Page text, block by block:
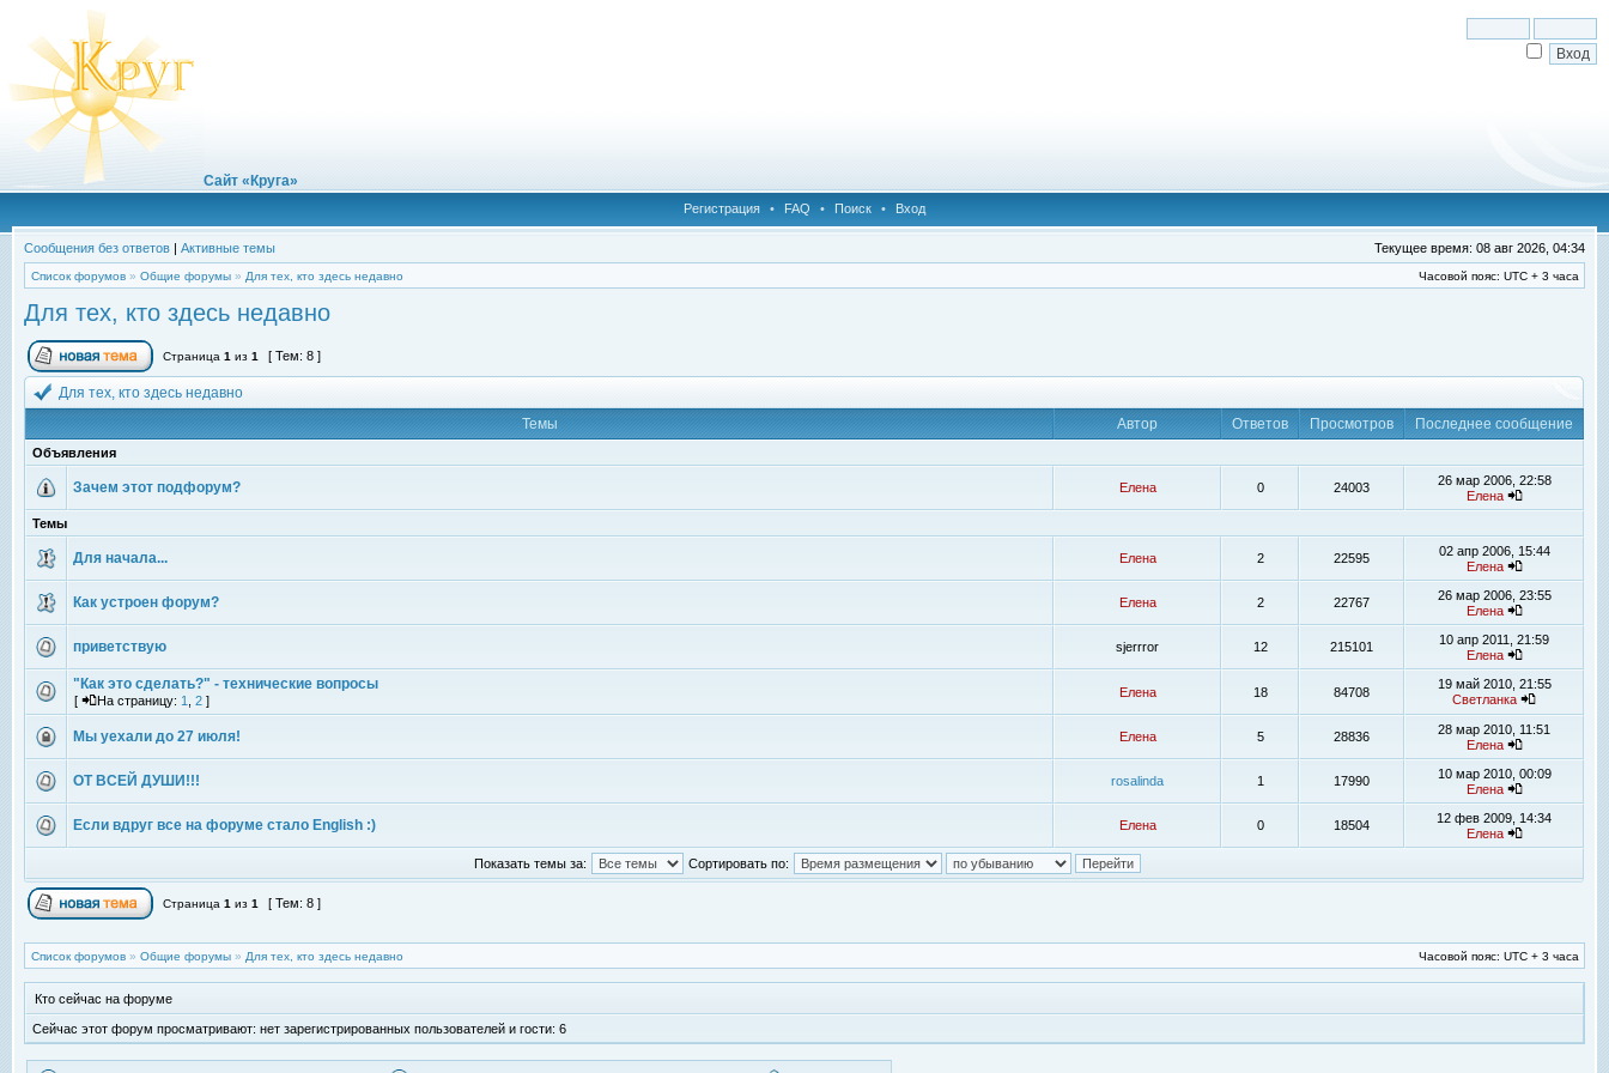
Сайт «Круга»
Регистрация • FAQ • Поиск • Вход
Сообщения без ответов | Активные темы Текущее время: 08 авг 2026, 04:34
Список форумов » Общие форумы » Для тех, кто здесь недавно Часовой пояс: UTC + 3 часа
Для тех, кто здесь недавно
Страница 1 из 1 [ Тем: 8 ]
Для тех, кто здесь недавно
Темы
Автор Ответов Просмотров Последнее сообщение
Объявления
Зачем этот подфорум? Елена 0 24003
26 мар 2006, 22:58
Елена
Темы
Для начала... Елена 2 22595
02 апр 2006, 15:44
Елена
Как устроен форум? Елена 2 22767
26 мар 2006, 23:55
Елена
приветствую sjerrror 12 215101
10 апр 2011, 21:59
Елена
"Как это сделать?" - технические вопросы
[ На страницу: 1 2 ]
Елена 18 84708
19 май 2010, 21:55
Светланка
Мы уехали до 27 июля! Елена 5 28836
28 мар 2010, 11:51
Елена
ОТ ВСЕЙ ДУШИ!!! rosalinda 1 17990
10 мар 2010, 00:09
Елена
Если вдруг все на форуме стало English :) Елена 0 18504
12 фев 2009, 14:34
Елена
Показать темы за: Сортировать по:
Страница 1 из 1 [ Тем: 8 ]
Список форумов » Общие форумы » Для тех, кто здесь недавно Часовой пояс: UTC + 3 часа
Кто сейчас на форуме
Сейчас этот форум просматривают: нет зарегистрированных пользователей и гости: 6